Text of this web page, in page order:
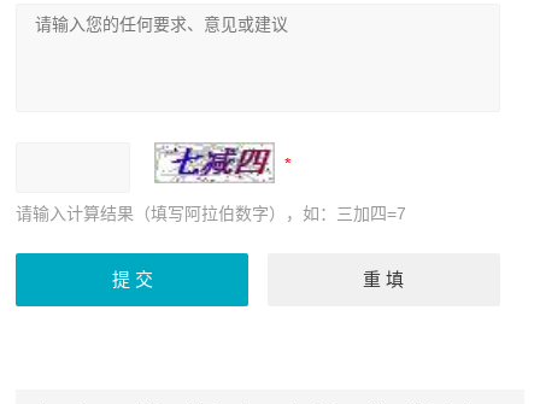
请输入计算结果（填写阿拉伯数字），如：三加四=7